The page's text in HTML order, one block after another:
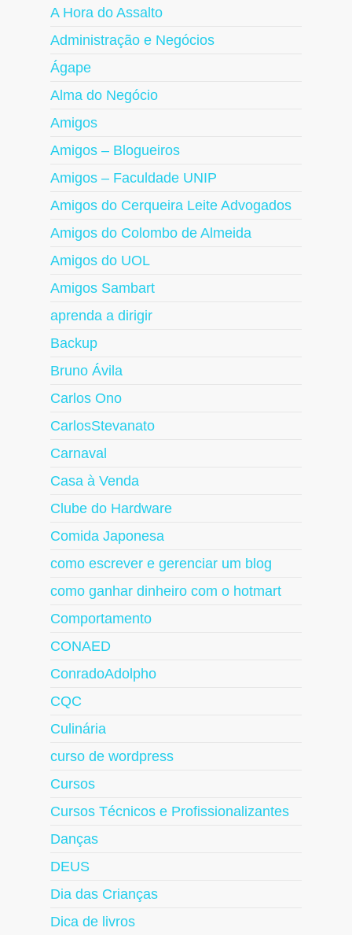
A Hora do Assalto
Administração e Negócios
Ágape
Alma do Negócio
Amigos
Amigos – Blogueiros
Amigos – Faculdade UNIP
Amigos do Cerqueira Leite Advogados
Amigos do Colombo de Almeida
Amigos do UOL
Amigos Sambart
aprenda a dirigir
Backup
Bruno Ávila
Carlos Ono
CarlosStevanato
Carnaval
Casa à Venda
Clube do Hardware
Comida Japonesa
como escrever e gerenciar um blog
como ganhar dinheiro com o hotmart
Comportamento
CONAED
ConradoAdolpho
CQC
Culinária
curso de wordpress
Cursos
Cursos Técnicos e Profissionalizantes
Danças
DEUS
Dia das Crianças
Dica de livros